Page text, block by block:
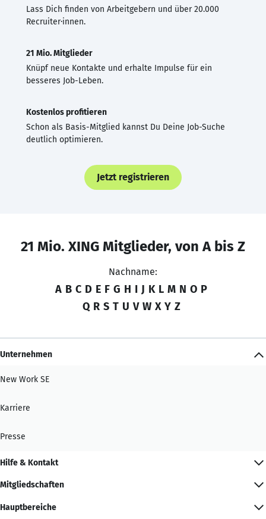
Lass Dich finden von Arbeitgebern und über 20.000
Recruiter·innen.
21 Mio. Mitglieder
Knüpf neue Kontakte und erhalte Impulse für ein
besseres Job-Leben.
Kostenlos profitieren
Schon als Basis-Mitglied kannst Du Deine Job-Suche
deutlich optimieren.
Jetzt registrieren
21 Mio. XING Mitglieder, von A bis Z
Nachname:
A B C D E F G H I J K L M N O P
Q R S T U V W X Y Z
Unternehmen
New Work SE
Karriere
Presse
Hilfe & Kontakt
Mitgliedschaften
Hauptbereiche